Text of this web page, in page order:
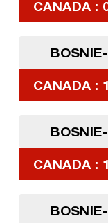
CANADA :
CANADA :
CANADA :